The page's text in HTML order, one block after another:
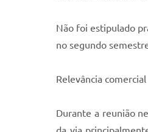
Não foi estipulado
no segundo
Relevância comercial
Durante a reunião